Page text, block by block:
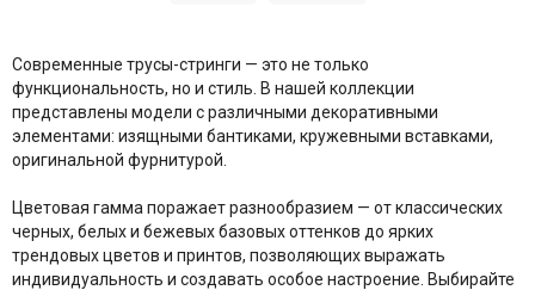
Современные трусы-стринги — это не только
функциональность, но и стиль. В нашей коллекции
представлены модели с различными декоративными
элементами: изящными бантиками, кружевными вставками,
оригинальной фурнитурой.
Цветовая гамма поражает разнообразием — от классических
черных, белых и бежевых базовых оттенков до ярких
трендовых цветов и принтов, позволяющих выражать
индивидуальность и создавать особое настроение. Выбирайте